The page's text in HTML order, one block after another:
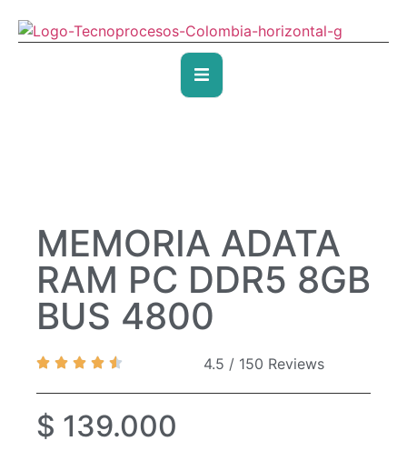
MEMORIA ADATA
RAM PC DDR5 8GB
BUS 4800
4.5 / 150 Reviews
$ 139.000